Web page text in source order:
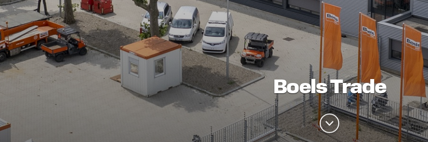
Boels Trade